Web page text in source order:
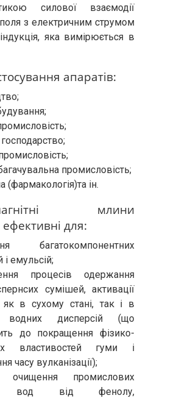
силової взаємодії
поля з електричним струмом
яка вимірюється в
апаратів:
промисловість;
(фармакологія)та ін.
млини
для:
багатокомпонентних
і емульсій;
процесів одержання
сумішей, активації
як в сухому стані, так і в
водних дисперсій (що
до покращення фізико-
властивостей гуми і
часу вулканізації);
очищення промислових
вод від фенолу,